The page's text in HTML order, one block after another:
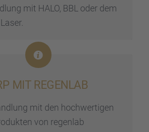
mit HALO, BBL oder dem
MIT REGEN­LAB
mit den hochwer­ti­gen
von regen­lab